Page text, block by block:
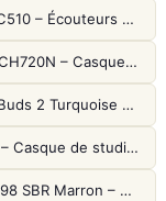
Sony WF-C510 – Écouteurs True Wireless compacts, autonomie 22h et multipoint
Sony WH-CH720N – Casque ANC 35h, Ultra-léger (192g) avec Processeur V1
JBL Tune Buds 2 Turquoise – Écouteurs True Wireless avec ANC et autonomie 48h
AKG K371 – Casque de studio fermé 50mm titane, réponse 5Hz-50kHz
Muse M-298 SBR Marron – Casque Bluetooth ANC avec 66h d'autonomie